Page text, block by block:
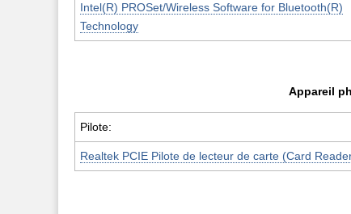
Intel(R) PROSet/Wireless Software for Bluetooth(R)
Technology
Appareil
Pilote:
Realtek PCIE Pilote de lecteur de carte (Card